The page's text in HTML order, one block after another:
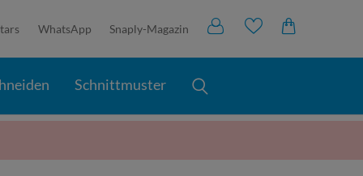
WhatsApp Snaply-Magazin
Schnittmuster